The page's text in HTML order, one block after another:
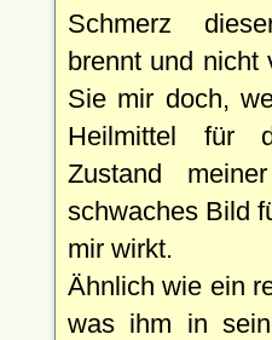
Schmerz
brennt und nicht
Sie mir doch,
Heilmittel für
Zustand
schwaches Bild
mir wirkt.
Ähnlich wie ein
was ihm in